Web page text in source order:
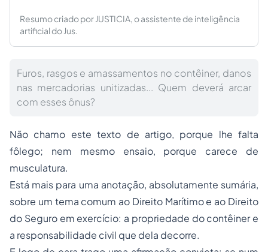
Resumo criado por JUSTICIA, o assistente de inteligência
artificial do Jus.
Furos, rasgos e amassamentos no contêiner, danos
nas mercadorias unitizadas... Quem deverá arcar
com esses ônus?
Não chamo este texto de artigo, porque lhe falta
fôlego; nem mesmo ensaio, porque carece de
musculatura.
Está mais para uma anotação, absolutamente sumária,
sobre um tema comum ao Direito Marítimo e ao Direito
do Seguroem exercício: a propriedade do contêiner e
a responsabilidade civil que dela decorre.